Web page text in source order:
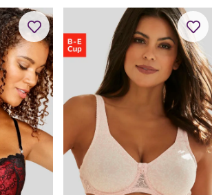
Rückenfreie BHs